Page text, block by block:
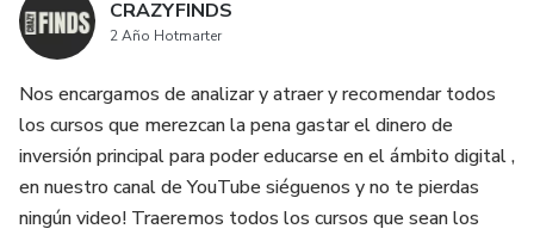
CRAZYFINDS
2 Año Hotmarter
Nos encargamos de analizar y atraer y recomendar todos
los cursos que merezcan la pena gastar el dinero de
inversión principal para poder educarse en el ámbito digital ,
en nuestro canal de YouTube siéguenos y no te pierdas
ningún video! Traeremos todos los cursos que sean los